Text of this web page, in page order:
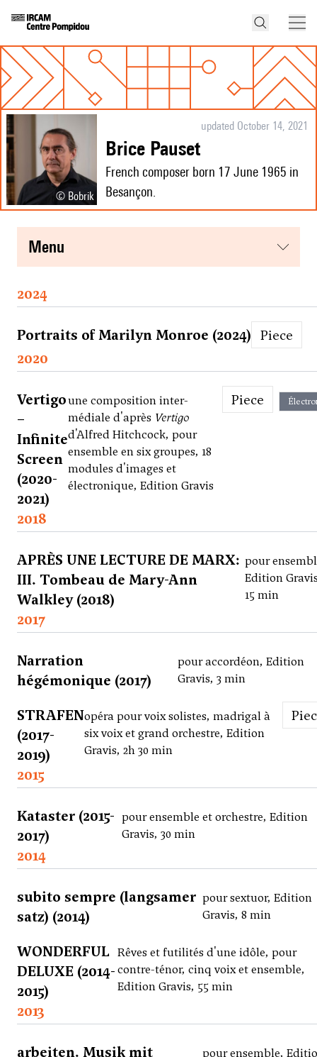
© Bobrik
updated October 14, 2021
Brice Pauset
French composer born 17 June 1965 in
Besançon.
menu
2024
Portraits of Marilyn Monroe (2024)
Piece
2020
Vertigo
–
Infinite
Screen
(2020-
2021)
une composition inter-
médiale d'après Vertigo
d'Alfred Hitchcock, pour
ensemble en six groupes, 18
modules d'images et
électronique, Edition Gravis
Piece
2018
APRÈS UNE LECTURE DE MARX:
III. Tombeau de Mary-Ann
Walkley (2018)
pour
Edition
15 min
2017
Narration
hégémonique (2017)
pour accordéon, Edition
Gravis, 3 min
STRAFEN
(2017-
2019)
opéra pour voix solistes, madrigal à
six voix et grand orchestre, Edition
Gravis, 2h 30 min
2015
Kataster (2015-
2017)
pour ensemble et orchestre, Edition
Gravis, 30 min
2014
subito sempre (langsamer
satz) (2014)
pour sextuor, Edition
Gravis, 8 min
WONDERFUL
DELUXE (2014-
2015)
Rêves et futilités d'une idôle, pour
contre-ténor, cinq voix et ensemble,
Edition Gravis, 55 min
2013
arbeiten. Musik mit
pour ensemble,